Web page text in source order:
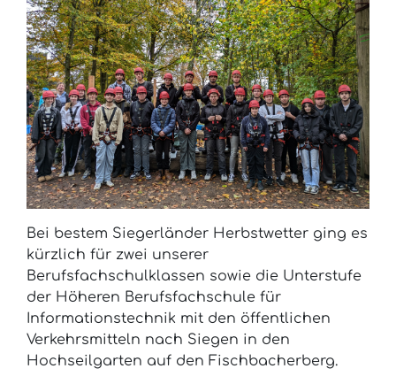
Bei bestem Siegerländer Herbstwetter ging es
kürzlich für zwei unserer
Berufsfachschulklassen sowie die Unterstufe
der Höheren Berufsfachschule für
Informationstechnik mit den öffentlichen
Verkehrsmitteln nach Siegen in den
Hochseilgarten auf den Fischbacherberg.